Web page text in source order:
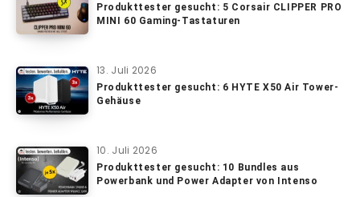
Produkttester gesucht: 5 Corsair CLIPPER PRO
MINI 60 Gaming-Tastaturen
13. Juli 2026
Produkttester gesucht: 6 HYTE X50 Air Tower-
Gehäuse
10. Juli 2026
Produkttester gesucht: 10 Bundles aus
Powerbank und Power Adapter von Intenso